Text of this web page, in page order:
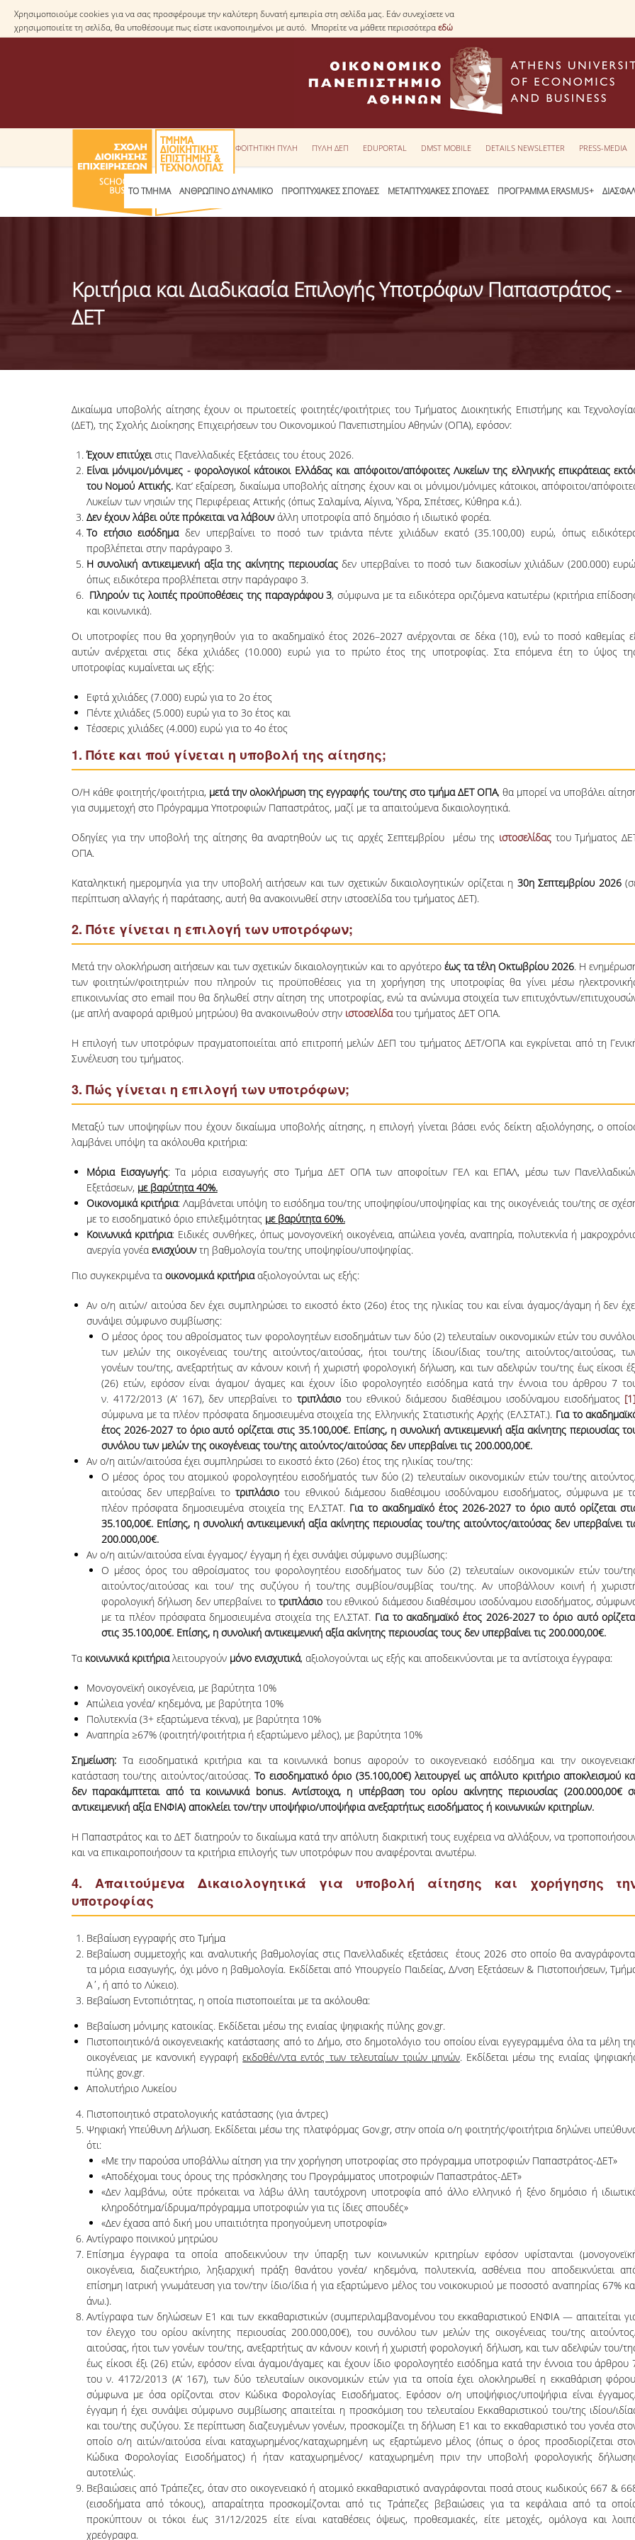
Χρησιμοποιούμε cookies για να σας προσφέρουμε την καλύτερη δυνατή εμπειρία στη σελίδα μας. Εάν συνεχίσετε να
χρησιμοποιείτε τη σελίδα, θα υποθέσουμε πως είστε ικανοποιημένοι με αυτό. Μπορείτε να μάθετε περισσότεραεδώ
ΦΟΙΤΗΤΙΚΗ ΠΥΛΗ ΠΥΛΗ ΔΕΠ EDUPORTAL DMST MOBILE DETAILS NEWSLETTER PRESS-MEDIA
ΤΟ ΤΜΗΜΑ ΑΝΘΡΩΠΙΝΟ ΔΥΝΑΜΙΚΟ ΠΡΟΠΤΥΧΙΑΚΕΣ ΣΠΟΥΔΕΣ ΜΕΤΑΠΤΥΧΙΑΚΕΣ ΣΠΟΥΔΕΣ ΠΡΟΓΡΑΜΜΑ ERASMUS+
Κριτήρια και Διαδικασία Επιλογής Υποτρόφων Παπαστράτος -
ΔΕΤ
Δικαίωμα υποβολής αίτησης έχουν οι πρωτοετείς φοιτητές/φοιτήτριες του Τμήματος Διοικητικής Επιστήμης και
(ΔΕΤ), της Σχολής Διοίκησης Επιχειρήσεων του Οικονομικού Πανεπιστημίου Αθηνών (ΟΠΑ), εφόσον:
Έχουν επιτύχειστις Πανελλαδικές Εξετάσεις του έτους 2026.
Είναι μόνιμοι/μόνιμες - φορολογικοί κάτοικοι Ελλάδας και απόφοιτοι/απόφοιτες Λυκείων της ελληνικής επικράτειας
του Νομού Αττικής.Κατ’ εξαίρεση, δικαίωμα υποβολής αίτησης έχουν και οι μόνιμοι/μόνιμες κάτοικοι, απόφοιτοι/
Λυκείων των νησιών της Περιφέρειας Αττικής (όπως Σαλαμίνα, Αίγινα, Ύδρα, Σπέτσες, Κύθηρα κ.ά.).
Δεν έχουν λάβει ούτε πρόκειται να λάβουνάλλη υποτροφία από δημόσιο ή ιδιωτικό φορέα.
Το ετήσιο εισόδημαδεν υπερβαίνει το ποσό των τριάντα πέντε χιλιάδων εκατό (35.100,00) ευρώ, όπως
προβλέπεται στην παράγραφο 3.
Η συνολική αντικειμενική αξία της ακίνητης περιουσίαςδεν υπερβαίνει το ποσό των διακοσίων χιλιάδων (200.000)
όπως ειδικότερα προβλέπεται στην παράγραφο 3.
Πληρούν τις λοιπές προϋποθέσεις της παραγράφου 3, σύμφωνα με τα ειδικότερα οριζόμενα κατωτέρω (κριτήρια
και κοινωνικά).
Οι υποτροφίες που θα χορηγηθούν για το ακαδημαϊκό έτος 2026–2027 ανέρχονται σε δέκα (10), ενώ το ποσό καθεμίας
αυτών ανέρχεται στις δέκα χιλιάδες (10.000) ευρώ για το πρώτο έτος της υποτροφίας. Στα επόμενα έτη το ύψος
υποτροφίας κυμαίνεται ως εξής:
Εφτά χιλιάδες (7.000) ευρώ για το 2οέτος
Πέντε χιλιάδες (5.000) ευρώ για το 3οέτος και
Τέσσερις χιλιάδες (4.000) ευρώ για το 4οέτος
1. Πότε και πού γίνεται η υποβολή της αίτησης;
Ο/Η κάθε φοιτητής/φοιτήτρια, μετά την ολοκλήρωση της εγγραφής του/της στο τμήμα ΔΕΤ ΟΠΑ, θα μπορεί να υποβάλει
για συμμετοχή στο Πρόγραμμα Υποτροφιών Παπαστράτος, μαζί με τα απαιτούμενα δικαιολογητικά.
Οδηγίες για την υποβολή της αίτησης θα αναρτηθούν ως τις αρχές Σεπτεμβρίου μέσω της ιστοσελίδαςτου Τμήματος
ΟΠΑ.
Καταληκτική ημερομηνία για την υποβολή αιτήσεων και των σχετικών δικαιολογητικών ορίζεται η 30ηΣεπτεμβρίου 2026
περίπτωση αλλαγής ή παράτασης, αυτή θα ανακοινωθεί στην ιστοσελίδα του τμήματος ΔΕΤ).
2. Πότε γίνεται η επιλογή των υποτρόφων;
Μετά την ολοκλήρωση αιτήσεων και των σχετικών δικαιολογητικών και το αργότερο έως τα τέλη Οκτωβρίου 2026. Η
των φοιτητών/φοιτητριών που πληρούν τις προϋποθέσεις για τη χορήγηση της υποτροφίας θα γίνει μέσω
επικοινωνίας στο email που θα δηλωθεί στην αίτηση της υποτροφίας, ενώ τα ανώνυμα στοιχεία των επιτυχόντων/
(με απλή αναφορά αριθμού μητρώου) θα ανακοινωθούν στην ιστοσελίδατου τμήματος ΔΕΤ ΟΠΑ.
Η επιλογή των υποτρόφων πραγματοποιείται από επιτροπή μελών ΔΕΠ του τμήματος ΔΕΤ/ΟΠΑ και εγκρίνεται από τη
Συνέλευση του τμήματος.
3. Πώς γίνεται η επιλογή των υποτρόφων;
Μεταξύ των υποψηφίων που έχουν δικαίωμα υποβολής αίτησης, η επιλογή γίνεται βάσει ενός δείκτη αξιολόγησης, ο
λαμβάνει υπόψη τα ακόλουθα κριτήρια:
Μόρια Εισαγωγής: Τα μόρια εισαγωγής στο Τμήμα ΔΕΤ ΟΠΑ των αποφοίτων ΓΕΛ και ΕΠΑΛ, μέσω των
Εξετάσεων, με βαρύτητα 40%.
Οικονομικά κριτήρια: Λαμβάνεται υπόψη το εισόδημα του/της υποψηφίου/υποψηφίας και της οικογένειάς του/της σε
με το εισοδηματικό όριο επιλεξιμότητας με βαρύτητα 60%.
Κοινωνικά κριτήρια: Ειδικές συνθήκες, όπως μονογονεϊκή οικογένεια, απώλεια γονέα, αναπηρία, πολυτεκνία ή
ανεργία γονέα ενισχύουντη βαθμολογία του/της υποψηφίου/υποψηφίας.
Πιο συγκεκριμένα τα οικονομικά κριτήριααξιολογούνται ως εξής:
Αν ο/η αιτών/ αιτούσα δεν έχει συμπληρώσει το εικοστό έκτο (26ο) έτος της ηλικίας του και είναι άγαμος/άγαμη ή δεν
συνάψει σύμφωνο συμβίωσης:
Ο μέσος όρος του αθροίσματος των φορολογητέων εισοδημάτων των δύο (2) τελευταίων οικονομικών ετών του
των μελών της οικογένειας του/της αιτούντος/αιτούσας, ήτοι του/της ίδιου/ίδιας του/της αιτούντος/αιτούσας,
γονέων του/της, ανεξαρτήτως αν κάνουν κοινή ή χωριστή φορολογική δήλωση, και των αδελφών του/της έως είκοσι
(26) ετών, εφόσον είναι άγαμοι/ άγαμες και έχουν ίδιο φορολογητέο εισόδημα κατά την έννοια του άρθρου 7
ν. 4172/2013 (Α’ 167), δεν υπερβαίνει τοτριπλάσιο του εθνικού διάμεσου διαθέσιμου ισοδύναμου εισοδήματος [1]
σύμφωνα με τα πλέον πρόσφατα δημοσιευμένα στοιχεία της Ελληνικής Στατιστικής Αρχής (ΕΛ.ΣΤΑΤ.). Για το
έτος 2026-2027 το όριο αυτό ορίζεται στις 35.100,00€. Επίσης, η συνολική αντικειμενική αξία ακίνητης περιουσίας
συνόλου των μελών της οικογένειας του/της αιτούντος/αιτούσας δεν υπερβαίνει τις 200.000,00€.
Αν ο/η αιτών/αιτούσα έχει συμπληρώσει το εικοστό έκτο (26ο) έτος της ηλικίας του/της:
Ο μέσος όρος του ατομικού φορολογητέου εισοδήματός των δύο (2) τελευταίων οικονομικών ετών του/της
αιτούσας δεν υπερβαίνει τοτριπλάσιο του εθνικού διάμεσου διαθέσιμου ισοδύναμου εισοδήματος, σύμφωνα με
πλέον πρόσφατα δημοσιευμένα στοιχεία της ΕΛ.ΣΤΑΤ. Για το ακαδημαϊκό έτος 2026-2027 το όριο αυτό ορίζεται
35.100,00€. Επίσης, η συνολική αντικειμενική αξία ακίνητης περιουσίας του/της αιτούντος/αιτούσας δεν υπερβαίνει
200.000,00€.
Αν ο/η αιτών/αιτούσα είναι έγγαμος/ έγγαμη ή έχει συνάψει σύμφωνο συμβίωσης:
Ο μέσος όρος του αθροίσματος του φορολογητέου εισοδήματος των δύο (2) τελευταίων οικονομικών ετών του/
αιτούντος/αιτούσας και του/ της συζύγου ή του/της συμβίου/συμβίας του/της. Αν υποβάλλουν κοινή ή
φορολογική δήλωση δεν υπερβαίνει τοτριπλάσιο του εθνικού διάμεσου διαθέσιμου ισοδύναμου εισοδήματος,
με τα πλέον πρόσφατα δημοσιευμένα στοιχεία της ΕΛ.ΣΤΑΤ. Για το ακαδημαϊκό έτος 2026-2027 το όριο αυτό
στις 35.100,00€. Επίσης, η συνολική αντικειμενική αξία ακίνητης περιουσίας τους δεν υπερβαίνει τις 200.000,00€.
Τα κοινωνικά κριτήριαλειτουργούν μόνο ενισχυτικά, αξιολογούνται ως εξής και αποδεικνύονται με τα αντίστοιχα έγγραφα:
Μονογονεϊκή οικογένεια, με βαρύτητα 10%
Απώλεια γονέα/ κηδεμόνα, με βαρύτητα 10%
Πολυτεκνία (3+ εξαρτώμενα τέκνα), με βαρύτητα 10%
Αναπηρία ≥67% (φοιτητή/φοιτήτρια ή εξαρτώμενο μέλος), με βαρύτητα 10%
Σημείωση: Τα εισοδηματικά κριτήρια και τα κοινωνικά bonus αφορούν το οικογενειακό εισόδημα και την
κατάσταση του/της αιτούντος/αιτούσας.Το εισοδηματικό όριο (35.100,00€) λειτουργεί ως απόλυτο κριτήριο αποκλεισμού
δεν παρακάμπτεται από τα κοινωνικά bonus. Αντίστοιχα, η υπέρβαση του ορίου ακίνητης περιουσίας (200.000,00€
αντικειμενική αξία ΕΝΦΙΑ) αποκλείει τον/την υποψήφιο/υποψήφια ανεξαρτήτως εισοδήματος ή κοινωνικών κριτηρίων.
Η Παπαστράτος και το ΔΕΤ διατηρούν το δικαίωμα κατά την απόλυτη διακριτική τους ευχέρεια να αλλάξουν, να
και να επικαιροποιήσουν τα κριτήρια επιλογής των υποτρόφων που αναφέρονται ανωτέρω.
4. Απαιτούμενα Δικαιολογητικά για υποβολή αίτησης και χορήγησης
υποτροφίας
Βεβαίωση εγγραφής στο Τμήμα
Βεβαίωση συμμετοχής και αναλυτικής βαθμολογίας στις Πανελλαδικές εξετάσεις έτους 2026 στο οποίο θα
τα μόρια εισαγωγής, όχι μόνο η βαθμολογία. Εκδίδεται από Υπουργείο Παιδείας, Δ/νση Εξετάσεων & Πιστοποιήσεων,
Α΄, ή από το Λύκειο).
Βεβαίωση Εντοπιότητας, η οποία πιστοποιείται με τα ακόλουθα:
Βεβαίωση μόνιμης κατοικίας. Εκδίδεται μέσω της ενιαίας ψηφιακής πύλης gov.gr.
Πιστοποιητικό/ά οικογενειακής κατάστασης από το Δήμο, στο δημοτολόγιο του οποίου είναι εγγεγραμμένα όλα τα μέλη
οικογένειας με κανονική εγγραφήεκδοθέν/ντα εντός των τελευταίων τριών μηνών. Εκδίδεται μέσω της ενιαίας
πύλης gov.gr.
Απολυτήριο Λυκείου
Πιστοποιητικό στρατολογικής κατάστασης (για άντρες)
Ψηφιακή Υπεύθυνη Δήλωση. Εκδίδεται μέσω της πλατφόρμας Gov.gr, στην οποία ο/η φοιτητής/φοιτήτρια δηλώνει
ότι:
«Με την παρούσα υποβάλλω αίτηση για την χορήγηση υποτροφίας στο πρόγραμμα υποτροφιών Παπαστράτος-ΔΕΤ»
«Αποδέχομαι τους όρους της πρόσκλησης του Προγράμματος υποτροφιών Παπαστράτος-ΔΕΤ»
«Δεν λαμβάνω, ούτε πρόκειται να λάβω άλλη ταυτόχρονη υποτροφία από άλλο ελληνικό ή ξένο δημόσιο ή
κληροδότημα/ίδρυμα/πρόγραμμα υποτροφιών για τις ίδιες σπουδές»
«Δεν έχασα από δική μου υπαιτιότητα προηγούμενη υποτροφία»
Αντίγραφο ποινικού μητρώου
Επίσημα έγγραφα τα οποία αποδεικνύουν την ύπαρξη των κοινωνικών κριτηρίων εφόσον υφίστανται
οικογένεια, διαζευκτήριο, ληξιαρχική πράξη θανάτου γονέα/ κηδεμόνα, πολυτεκνία, ασθένεια που αποδεικνύεται
επίσημη Ιατρική γνωμάτευση για τον/την ίδιο/ίδια ή για εξαρτώμενο μέλος του νοικοκυριού με ποσοστό αναπηρίας 67%
άνω.).
Αντίγραφα των δηλώσεων E1 και των εκκαθαριστικών (συμπεριλαμβανομένου του εκκαθαριστικού ΕΝΦΙΑ — απαιτείται
τον έλεγχο του ορίου ακίνητης περιουσίας 200.000,00€), του συνόλου των μελών της οικογένειας του/της
αιτούσας, ήτοι των γονέων του/της, ανεξαρτήτως αν κάνουν κοινή ή χωριστή φορολογική δήλωση, και των αδελφών του/
έως είκοσι έξι (26) ετών, εφόσον είναι άγαμοι/άγαμες και έχουν ίδιο φορολογητέο εισόδημα κατά την έννοια του άρθρου
του ν. 4172/2013 (Α’ 167), των δύο τελευταίων οικονομικών ετών για τα οποία έχει ολοκληρωθεί η εκκαθάριση
σύμφωνα με όσα ορίζονται στον Κώδικα Φορολογίας Εισοδήματος. Εφόσον ο/η υποψήφιος/υποψήφια είναι
έγγαμη ή έχει συνάψει σύμφωνο συμβίωσης απαιτείται η προσκόμιση του τελευταίου Εκκαθαριστικού του/της ιδίου/
και του/της συζύγου. Σε περίπτωση διαζευγμένων γονέων, προσκομίζει τη δήλωση Ε1 και το εκκαθαριστικό του γονέα
οποίο ο/η αιτών/αιτούσα είναι καταχωρημένος/καταχωρημένη ως εξαρτώμενο μέλος (όπως ο όρος προσδιορίζεται
Κώδικα Φορολογίας Εισοδήματος) ή ήταν καταχωρημένος/ καταχωρημένη πριν την υποβολή φορολογικής
αυτοτελώς.
Βεβαιώσεις από Τράπεζες, όταν στο οικογενειακό ή ατομικό εκκαθαριστικό αναγράφονται ποσά στους κωδικούς 667 &
(εισοδήματα από τόκους), απαραίτητα προσκομίζονται από τις Τράπεζες βεβαιώσεις για τα κεφάλαια από τα
προκύπτουν οι τόκοι έως 31/12/2025 είτε είναι καταθέσεις όψεως, προθεσμιακές, είτε μετοχές, ομόλογα και
χρεόγραφα.
18-06-2026
Προκήρυξη
Διατριβών
Τμήματος ΔΕΤ
ΟΠΑ, αποφάσισε
διδακτόρων.